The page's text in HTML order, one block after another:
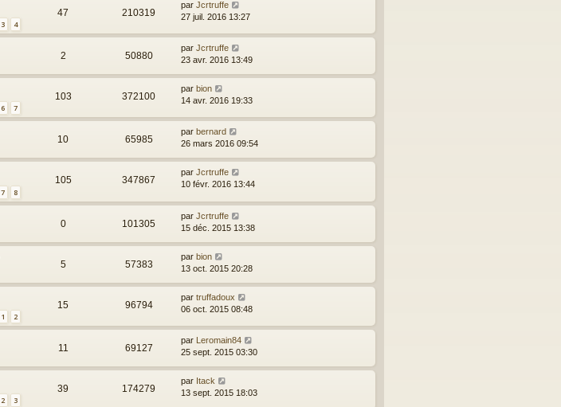
3 4
47 210319
par Jcrtruffe
27 juil. 2016 13:27
2 50880
par Jcrtruffe
23 avr. 2016 13:49
6 7
103 372100
par bion
14 avr. 2016 19:33
10 65985
par bernard
26 mars 2016 09:54
7 8
105 347867
par Jcrtruffe
10 févr. 2016 13:44
0 101305
par Jcrtruffe
15 déc. 2015 13:38
5 57383
par bion
13 oct. 2015 20:28
1 2
15 96794
par truffadoux
06 oct. 2015 08:48
11 69127
par Leromain84
25 sept. 2015 03:30
2 3
39 174279
par Itack
13 sept. 2015 18:03